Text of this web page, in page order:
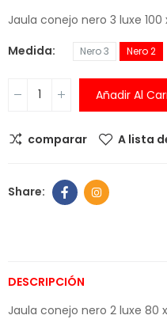
Jaula conejo nero 3 luxe
Medida
Nero 3 Nero 2
Añadir Al
comparar A lista
DESCRIPCIÓN
Jaula conejo nero 2 luxe 80